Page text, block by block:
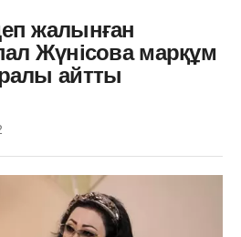
жалынған
Жүнісова марқұм
айтты